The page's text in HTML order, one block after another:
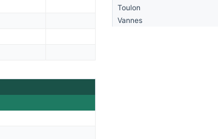
Toulon
Vannes